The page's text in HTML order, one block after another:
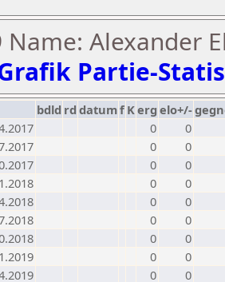
Name: Alexander
Partie-
bdld rd datumf Kerg elo+/-
0
0
0
0
0
0
0
0
0
0
0
0
0
0
0
0
0
0